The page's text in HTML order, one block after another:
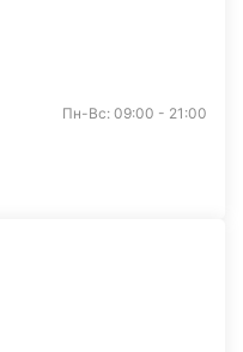
Пн-Вс: 09:00 - 21:00